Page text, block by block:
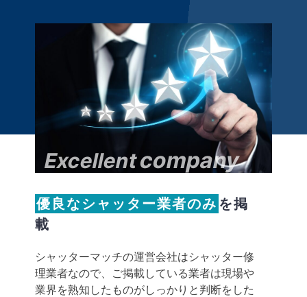
優良なシャッター業者のみ を掲
載
シャッターマッチの運営会社はシャッター修
理業者なので、ご掲載している業者は現場や
業界を熟知したものがしっかりと判断をした
Excellentcompany